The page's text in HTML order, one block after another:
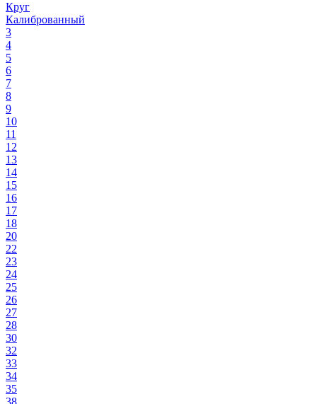
Круг
Калиброванный
3
4
5
6
7
8
9
10
11
12
13
14
15
16
17
18
20
22
23
24
25
26
27
28
30
32
33
34
35
38